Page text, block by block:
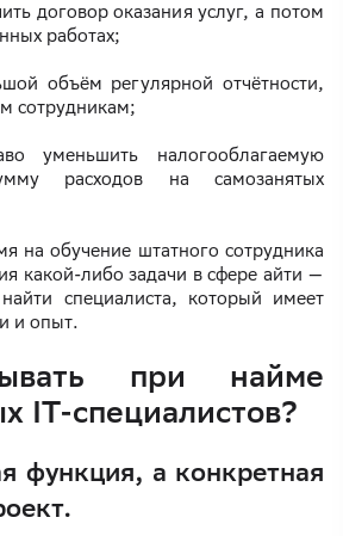
договор оказания услуг, а потом
работах;
объём регулярной отчётности,
сотрудникам;
уменьшить налогооблагаемую
расходов на самозанятых
на обучение штатного сотрудника
какой-либо задачи в сфере айти —
специалиста, который имеет
и опыт.
при найме
IT-специалистов?
функция, а конкретная